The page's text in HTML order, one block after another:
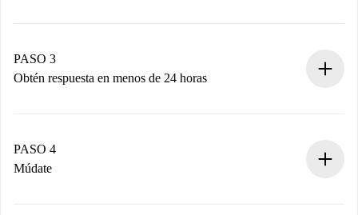
propietario acepte.
PASO 3
Obtén respuesta en menos de 24 horas
contacto con el propietario.
Si es rechazada: No te haremos ningún cargo y te
PASO 4
Múdate